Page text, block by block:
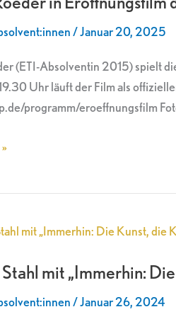
/Januar 20, 2025
(ETI-Absolventin 2015) spielt
Uhr läuft der Film als
programm/eroeffnungsfilm
mit „Immerhin:
/Januar 26, 2024